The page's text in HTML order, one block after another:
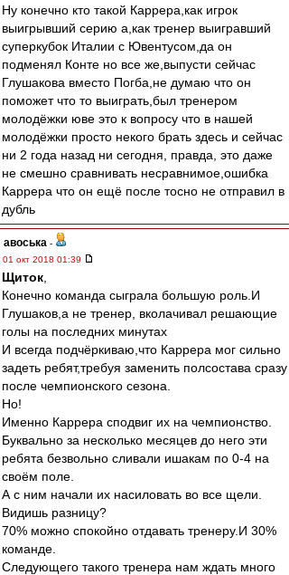
Ну конечно кто такой Каррера,как игрок
выигрывший серию а,как тренер выигравший
суперкубок Италии с Ювентусом,да он
подменял Конте но все же,выпусти сейчас
Глушакова вместо Погба,не думаю что он
поможет что то выиграть,был тренером
молодёжки юве это к вопросу что в нашей
молодёжки просто некого брать здесь и сейчас
ни 2 года назад ни сегодня, правда, это даже
не смешно сравнивать несравнимое,ошибка
Каррера что он ещё после тосно не отправил в
дубль
авоська -
01 окт 2018 01:39
Щиток
Конечно команда сыграла большую роль.И
Глушаков,а не тренер, вколачивал решающие
голы на последних минутах
И всегда подчёркиваю,что Каррера мог сильно
задеть ребят,требуя заменить полсостава сразу
после чемпионского сезона.
Но!
Именно Каррера сподвиг их на чемпионство.
Буквально за несколько месяцев до него эти
ребята безвольно сливали ишакам по 0-4 на
своём поле.
А с ним начали их насиловать во все щели.
Видишь разницу?
70% можно спокойно отдавать тренеру.И 30%
команде.
Следующего такого тренера нам ждать много